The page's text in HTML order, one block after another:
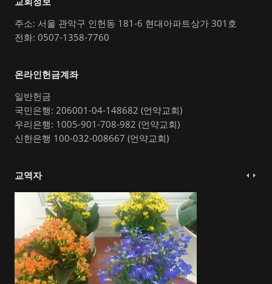
주소: 서울 관악구 인헌동 181-6 현대아파트상가 301호
전화: 0507-1358-7760
온라인헌금계좌
일반헌금
국민은행: 206001-04-148682 (언약교회)
우리은행: 1005-901-708-982 (언약교회)
신한은행 100-032-008667 (언약교회)
교역자